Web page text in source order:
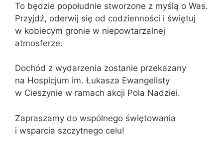
To będzie popołudnie stworzone z myślą o Was.
Przyjdź, oderwij się od codzienności i świętuj
w kobiecym gronie w niepowtarzalnej
atmosferze.
Dochód z wydarzenia zostanie przekazany
na Hospicjum im. Łukasza Ewangelisty
w Cieszynie w ramach akcji Pola Nadziei.
Zapraszamy do wspólnego świętowania
i wsparcia szczytnego celu!